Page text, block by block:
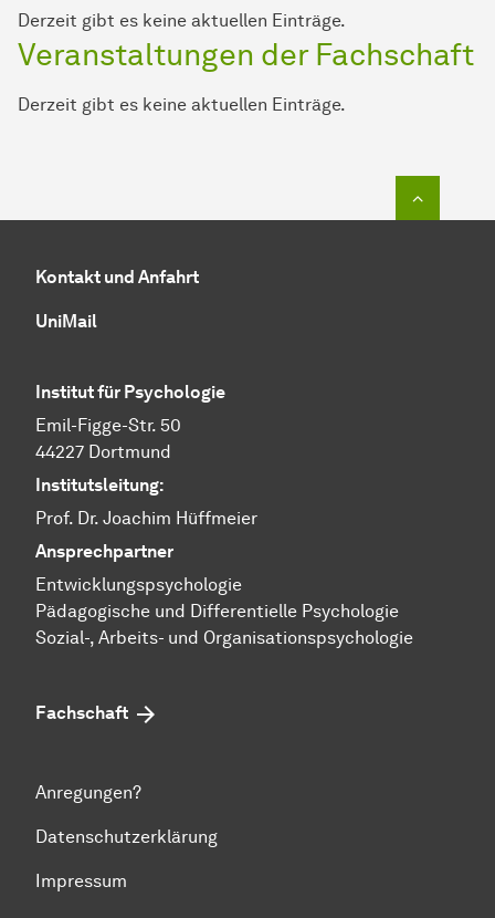
Derzeit gibt es keine aktuellen Einträge.
Veranstaltungen der Fachschaft
Derzeit gibt es keine aktuellen Einträge.
Kontakt und Anfahrt
UniMail
Institut für Psychologie
Emil-Figge-Str. 50
44227 Dortmund
Institutsleitung:
Prof. Dr. Joachim Hüffmeier
Ansprechpartner
Ent­wick­lungs­psy­cho­lo­gie
Pä­da­go­gi­sche und Dif­fe­ren­ti­el­le Psy­cho­lo­gie
​​​​​​​Sozial-, Ar­beits- und Or­ga­ni­sa­tions­psy­cho­lo­gie
Fachschaft
Anregungen?
Datenschutzerklärung
Impressum